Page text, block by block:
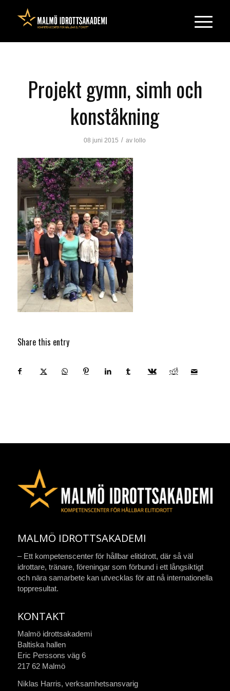
Projekt gymn, simh och
konståkning
08 juni 2015 / av lollo
Share this entry
MALMÖ IDROTTSAKADEMI
– Ett kompetenscenter för hållbar elitidrott, där så väl
idrottare, tränare, föreningar som förbund i ett långsiktigt
och nära samarbete kan utvecklas för att nå internationella
toppresultat.
KONTAKT
Malmö idrottsakademi
Baltiska hallen
Eric Perssons väg 6
217 62 Malmö
Niklas Harris, verksamhetsansvarig